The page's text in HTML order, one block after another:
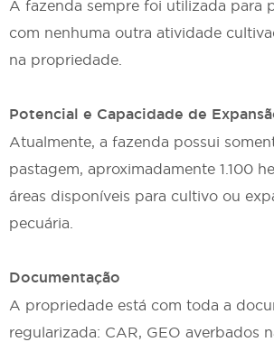
A fazenda sempre foi utilizada para
com nenhuma outra atividade
na propriedade.
Potencial e Capacidade de
Atualmente, a fazenda possui
pastagem, aproximadamente 1.100
áreas disponíveis para cultivo ou
pecuária.
Documentação
A propriedade está com toda a
regularizada: CAR, GEO averbados